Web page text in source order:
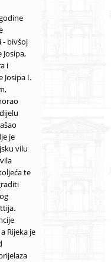
- bivšoj
i
Josipa I.
je
vilu
te
Rijeka je